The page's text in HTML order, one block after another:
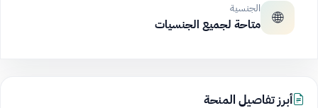
🌐 الجنسية
متاحة لجميع الجنسيات
أبرز تفاصيل المنحة